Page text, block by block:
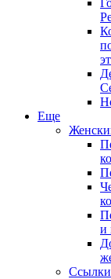
Еще
и
Ссылки